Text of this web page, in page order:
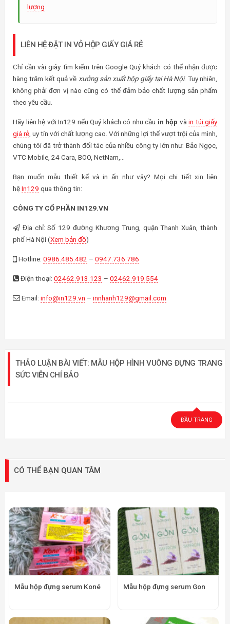
lượng
LIÊN HỆ ĐẶT IN VỎ HỘP GIẤY GIÁ RẺ
Chỉ cần vài giây tìm kiếm trên Google Quý khách có thể nhận được
hàng trăm kết quả về xưởng sản xuất hộp giấytại Hà Nội. Tuy nhiên,
không phải đơn vị nào cũng có thể đảm bảo chất lượng sản phẩm
theo yêu cầu.
Hãy liên hệ với In129 nếu Quý khách có nhu cầu in hộp vàin túi giấy
giá rẻ, uy tín với chất lượng cao. Với những lợi thế vượt trội của mình,
chúng tôi đã trở thành đối tác của nhiều công ty lớn như: Bảo Ngọc,
VTC Mobile, 24 Cara, BOO, NetNam,…
Bạn muốn mẫu thiết kế và in ấn như vây? Mọi chi tiết xin liên
hệIn129 qua thông tin:
CÔNG TY CỔ PHẦN IN129.VN
Địa chỉ: Số 129 đường Khương Trung, quận Thanh Xuân, thành
phố Hà Nội (Xem bản đồ)
Hotline: 0986.485.482 – 0947.736.786
Điện thoại: 02462.913.123 – 02462.919.554
Email: info@in129.vn – innhanh129@gmail.com
THẢO LUẬN BÀI VIẾT: MẪU HỘP HÌNH VUÔNG ĐỰNG TRANG
SỨC VIỄN CHÍ BẢO
ĐẦU TRANG
CÓ THỂ BẠN QUAN TÂM
Mẫu hộp đựng serum Koné Mẫu hộp đựng serum Gon